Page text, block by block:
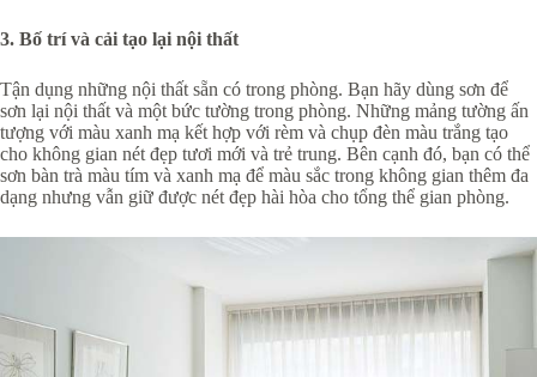
3. Bố trí và cải tạo lại nội thất
Tận dụng những nội thất sẵn có trong phòng. Bạn hãy dùng sơn để
sơn lại nội thất và một bức tường trong phòng. Những mảng tường ấn
tượng với màu xanh mạ kết hợp với rèm và chụp đèn màu trắng tạo
cho không gian nét đẹp tươi mới và trẻ trung. Bên cạnh đó, bạn có thể
sơn bàn trà màu tím và xanh mạ để màu sắc trong không gian thêm đa
dạng nhưng vẫn giữ được nét đẹp hài hòa cho tổng thể gian phòng.